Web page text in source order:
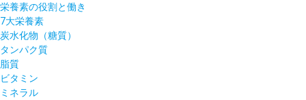
栄養素の役割と働き
7大栄養素
炭水化物（糖質）
タンパク質
脂質
ビタミン
ミネラル